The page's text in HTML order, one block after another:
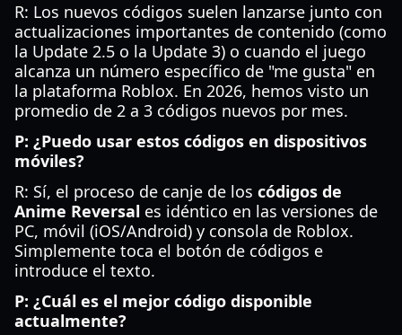
R: Los nuevos códigos suelen lanzarse junto con
actualizaciones importantes de contenido (como
la Update 2.5 o la Update 3) o cuando el juego
alcanza un número específico de "me gusta" en
la plataforma Roblox. En 2026, hemos visto un
promedio de 2 a 3 códigos nuevos por mes.
P: ¿Puedo usar estos códigos en dispositivos
móviles?
R: Sí, el proceso de canje de los códigos de
Anime Reversal es idéntico en las versiones de
PC, móvil (iOS/Android) y consola de Roblox.
Simplemente toca el botón de códigos e
introduce el texto.
P: ¿Cuál es el mejor código disponible
actualmente?